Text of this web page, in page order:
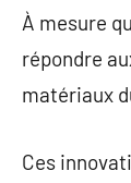
À mesure
répondre
matériaux
Ces